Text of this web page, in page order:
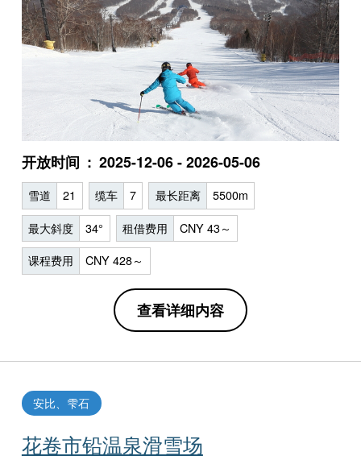
开放时间 2025-12-06 - 2026-05-06
雪道 21 缆车 7 最长距离 5500m
最大斜度 34° 租借费用 CNY 43～
课程费用 CNY 428～
查看详细内容
花卷市铅温泉滑雪场
安比、雫石